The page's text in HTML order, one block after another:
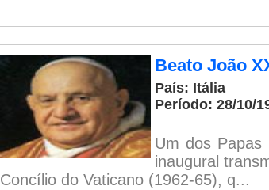
Beato João
País: Itália
Período: 28/10/
Um dos Papas
inaugural
Concílio do Vaticano (1962-65), q...